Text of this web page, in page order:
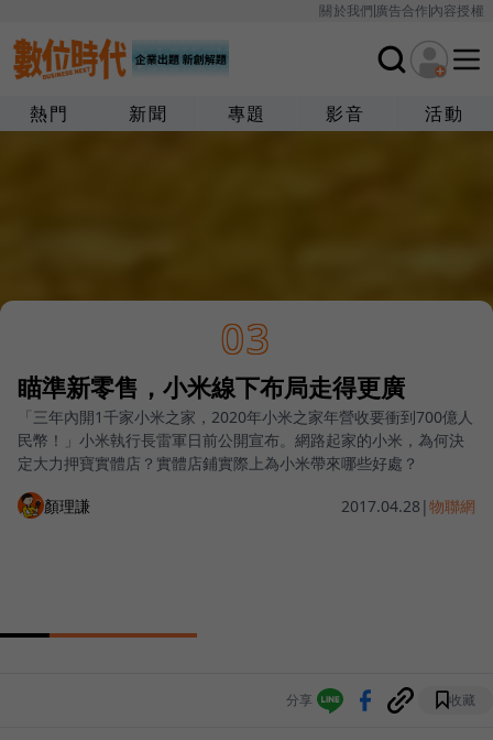
關於我們廣告合作內容授權
熱門 新聞 專題 影音 活動
03
瞄準新零售，小米線下布局走得更廣
「三年內開1千家小米之家，2020年小米之家年營收要衝到700億人
民幣！」小米執行長雷軍日前公開宣布。網路起家的小米，為何決
定大力押寶實體店？實體店鋪實際上為小米帶來哪些好處？
顏理謙 2017.04.28 |物聯網
分享 收藏